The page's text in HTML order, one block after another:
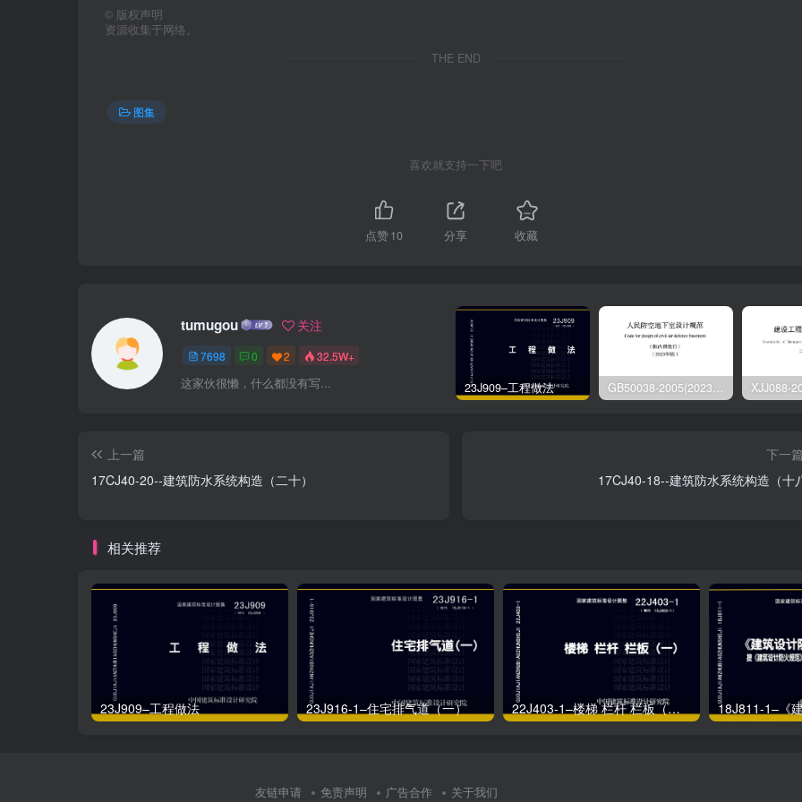
© 版权声明
资源收集于网络。
THE END
图集
喜欢就支持一下吧
点赞10 分享 收藏
tumugou 关注
7698 0 2 32.5W+
这家伙很懒，什么都没有写... 23J909–工程做法 GB50038-2005(2023版)–人民防空地下室设计规范
上一篇
17CJ40-20--建筑防水系统构造（二十）
下一篇
17CJ40-18--建筑防水系统构造（十
相关推荐
23J909–工程做法 23J916-1–住宅排气道（一） 22J403-1–楼梯 栏杆 栏板（一）
友链申请 免责声明 广告合作 关于我们